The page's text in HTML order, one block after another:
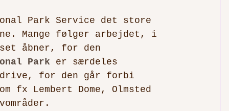
Park Service det store
Mange følger arbejdet, i
åbner, for den
Park er særdeles
for den går forbi
fx Lembert Dome, Olmsted